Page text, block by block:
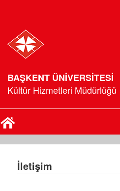
BAŞKENT ÜNİVERSİTESİ
Kültür Hizmetleri Müdürlüğü
İletişim